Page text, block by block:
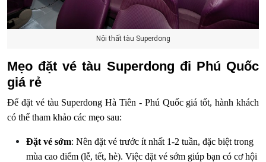
Nội thất tàu Superdong
Mẹo đặt vé tàu Superdong đi Phú Quốc
giá rẻ
Để đặt vé tàu Superdong Hà Tiên - Phú Quốc giá tốt, hành khách
có thể tham khảo các mẹo sau:
Đặt vé sớm: Nên đặt vé trước ít nhất 1-2 tuần, đặc biệt trong
mùa cao điểm (lễ, tết, hè). Việc đặt vé sớm giúp bạn có cơ hội